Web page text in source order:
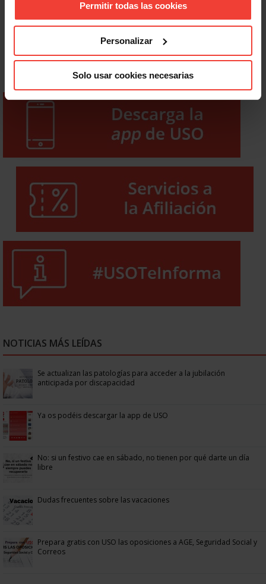
Permitir todas las cookies
Personalizar
Solo usar cookies necesarias
NOTICIAS MÁS LEÍDAS
Se actualizan las patologías para acceder a la jubilación
anticipada por discapacidad
Ya os podéis descargar la app de USO
No: si un festivo cae en sábado, no tienen por qué darte un día
libre
Dudas frecuentes sobre las vacaciones
Prepara gratis con USO las oposiciones a AGE, Seguridad Social y
Correos